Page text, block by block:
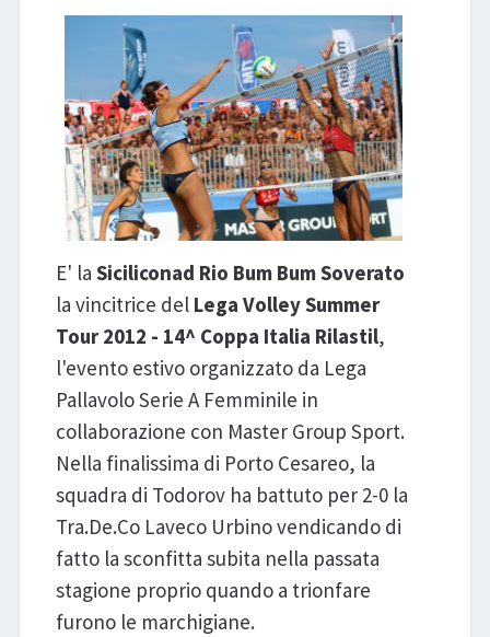
E' la Siciliconad Rio Bum Bum Soverato
la vincitrice del Lega Volley Summer
Tour 2012 - 14^ Coppa Italia Rilastil,
l'evento estivo organizzato da Lega
Pallavolo Serie A Femminile in
collaborazione con Master Group Sport.
Nella finalissima di Porto Cesareo, la
squadra di Todorov ha battuto per 2-0 la
Tra.De.Co Laveco Urbino vendicando di
fatto la sconfitta subita nella passata
stagione proprio quando a trionfare
furono le marchigiane.